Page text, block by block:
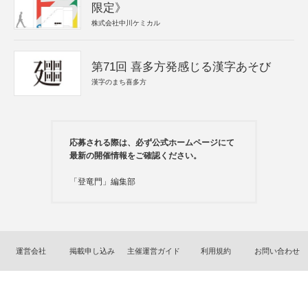
限定》
株式会社中川ケミカル
第71回 喜多方発感じる漢字あそび
漢字のまち喜多方
応募される際は、必ず公式ホームページにて
最新の開催情報をご確認ください。
「登竜門」編集部
運営会社 掲載申し込み 主催運営ガイド 利用規約 お問い合わせ